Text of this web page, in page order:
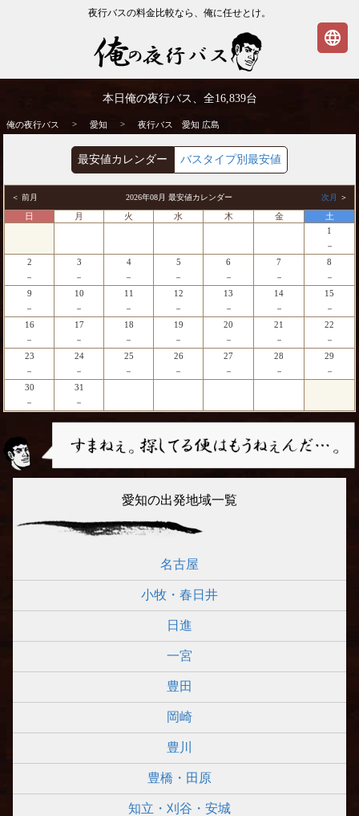
夜行バスの料金比較なら、俺に任せとけ。
夜行バス
本日俺の夜行バス、全16,839台
俺の夜行バス > 愛知 > 夜行バス 愛知 広島
最安値カレンダー バスタイプ別最安値
＜ 前月 2026年08月 最安値カレンダー 次月 ＞
日 月 火 水 木 金
土
1
－
2
－
3
－
4
－
5
－
6
－
7
－
8
－
9
－
10
－
11
－
12
－
13
－
14
－
15
－
16
－
17
－
18
－
19
－
20
－
21
－
22
－
23
－
24
－
25
－
26
－
27
－
28
－
29
－
30
－
31
－
愛知の出発地域一覧
名古屋
小牧・春日井
日進
一宮
豊田
岡崎
豊川
豊橋・田原
知立・刈谷・安城
language